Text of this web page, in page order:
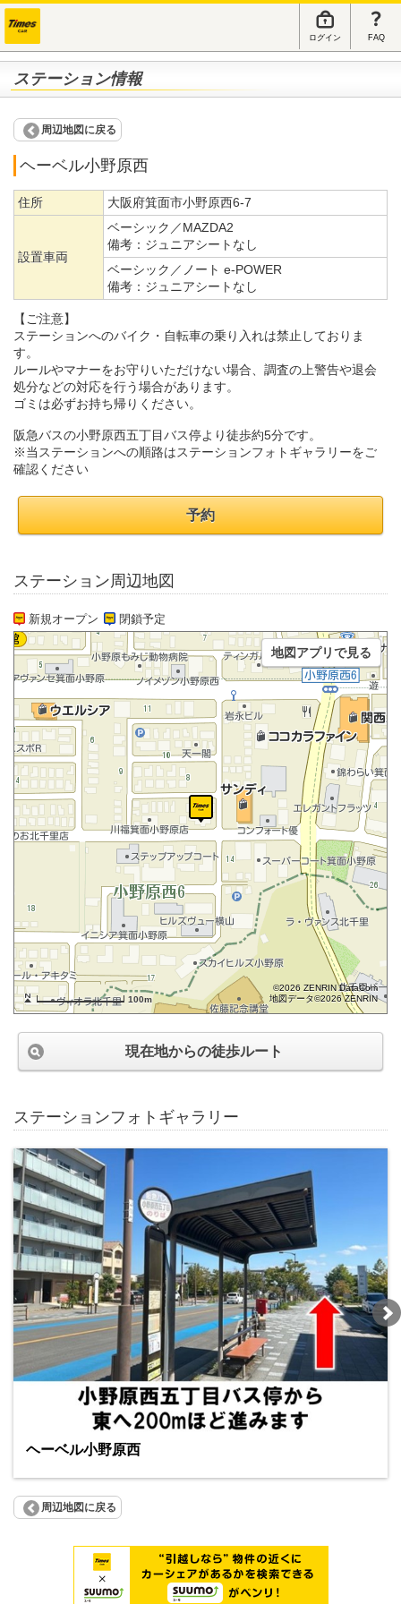
ログイン FAQ
ステーション情報
周辺地図に戻る
ヘーベル小野原西
住所 大阪府箕面市小野原西6-7
設置車両
ベーシック／MAZDA2
備考： ジュニアシートなし
ベーシック／ノート e-POWER
備考： ジュニアシートなし
【ご注意】
ステーションへのバイク・自転車の乗り入れは禁止しておりま
す。
ルールやマナーをお守りいただけない場合、調査の上警告や退会
処分などの対応を行う場合があります。
ゴミは必ずお持ち帰りください。
阪急バスの小野原西五丁目バス停より徒歩約5分です。
※当ステーションへの順路はステーションフォトギャラリーをご
確認ください
予約
ステーション周辺地図
新規オープン 閉鎖予定
100m
©2026 ZENRIN DataCom
地図データ©2026 ZENRIN
地図アプリで見る
現在地からの徒歩ルート
ステーションフォトギャラリー
ヘーベル小野原西
周辺地図に戻る